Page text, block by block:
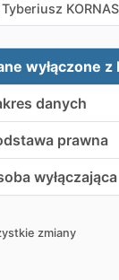
Tyberiusz
wyłączone z
wyłączone
danych
prawna
wyłączająca
zmiany